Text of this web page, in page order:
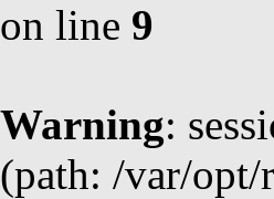
on line 9
Warning:
(path: /var/